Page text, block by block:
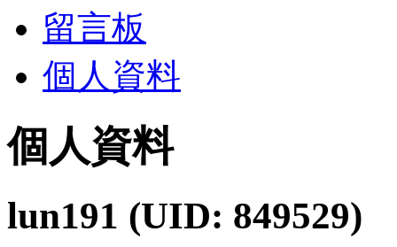
留言板
個人資料
個人資料
lun191 (UID: 849529)